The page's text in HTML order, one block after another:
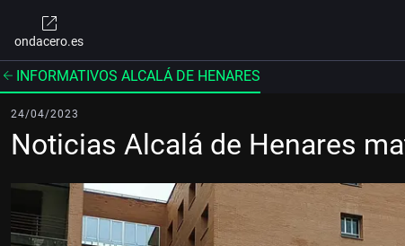
ondacero.es
INFORMATIVOS ALCALÁ DE HENARES
24/04/2023
Noticias Alcalá de Henares